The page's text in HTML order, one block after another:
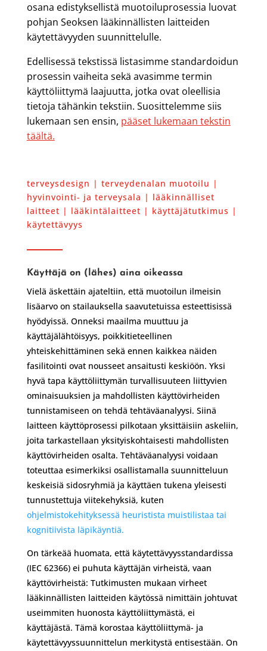
osana edistyksellistä muotoiluprosessia luovat
pohjan Seoksen lääkinnällisten laitteiden
käytettävyyden suunnittelulle.
Edellisessä tekstissä listasimme standardoidun
prosessin vaiheita sekä avasimme termin
käyttöliittymä laajuutta, jotka ovat oleellisia
tietoja tähänkin tekstiin. Suosittelemme siis
lukemaan sen ensin, pääset lukemaan tekstin
täältä.
terveysdesign | terveydenalan muotoilu |
hyvinvointi- ja terveysala | lääkinnälliset
laitteet | lääkintälaitteet | käyttäjätutkimus |
käytettävyys
Käyttäjä on (lähes) aina oikeassa
Vielä äskettäin ajateltiin, että muotoilun ilmeisin
lisäarvo on stailauksella saavutetuissa esteettisissä
hyödyissä. Onneksi maailma muuttuu ja
käyttäjälähtöisyys, poikkitieteellinen
yhteiskehittäminen sekä ennen kaikkea näiden
fasilitointi ovat nousseet ansaitusti keskiöön. Yksi
hyvä tapa käyttöliittymän turvallisuuteen liittyvien
ominaisuuksien ja mahdollisten käyttövirheiden
tunnistamiseen on tehdä tehtäväanalyysi. Siinä
laitteen käyttöprosessi pilkotaan yksittäisiin askeliin,
joita tarkastellaan yksityiskohtaisesti mahdollisten
käyttövirheiden osalta. Tehtäväanalyysi voidaan
toteuttaa esimerkiksi osallistamalla suunnitteluun
keskeisiä sidosryhmiä ja käyttäen tukena yleisesti
tunnustettuja viitekehyksiä, kuten
ohjelmistokehityksessä heuristista muistilistaa tai
kognitiivista läpikäyntiä.
On tärkeää huomata, että käytettävyysstandardissa
(IEC 62366) ei puhuta käyttäjän virheistä, vaan
käyttövirheistä: Tutkimusten mukaan virheet
lääkinnällisten laitteiden käytössä nimittäin johtuvat
useimmiten huonosta käyttöliittymästä, ei
käyttäjästä. Tämä korostaa käyttöliittymä- ja
käytettävyyssuunnittelun merkitystä entisestään. On